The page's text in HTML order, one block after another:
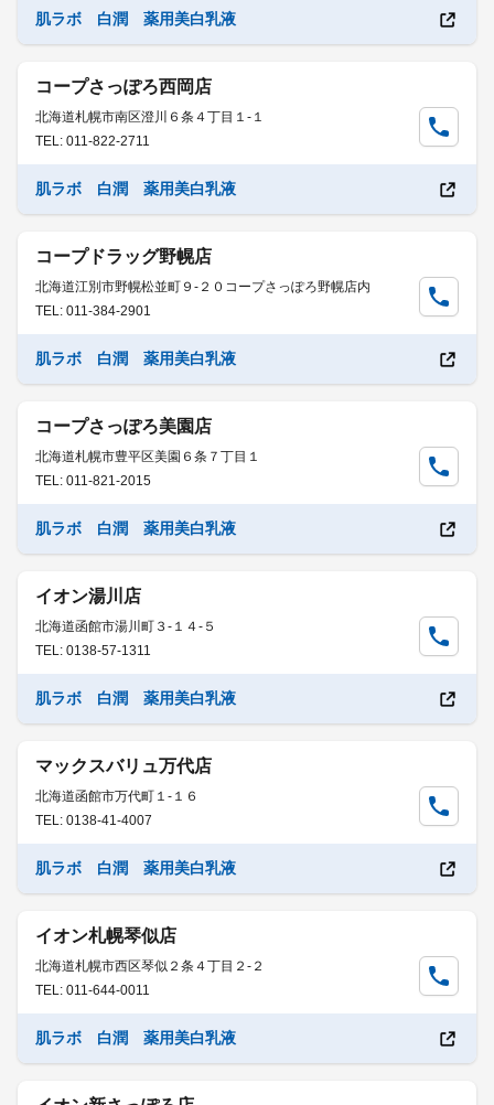
肌ラボ 白潤 薬用美白乳液
コープさっぽろ西岡店
北海道札幌市南区澄川６条４丁目１-１
TEL: 011-822-2711
肌ラボ 白潤 薬用美白乳液
コープドラッグ野幌店
北海道江別市野幌松並町９-２０コープさっぽろ野幌店内
TEL: 011-384-2901
肌ラボ 白潤 薬用美白乳液
コープさっぽろ美園店
北海道札幌市豊平区美園６条７丁目１
TEL: 011-821-2015
肌ラボ 白潤 薬用美白乳液
イオン湯川店
北海道函館市湯川町３-１４-５
TEL: 0138-57-1311
肌ラボ 白潤 薬用美白乳液
マックスバリュ万代店
北海道函館市万代町１-１６
TEL: 0138-41-4007
肌ラボ 白潤 薬用美白乳液
イオン札幌琴似店
北海道札幌市西区琴似２条４丁目２-２
TEL: 011-644-0011
肌ラボ 白潤 薬用美白乳液